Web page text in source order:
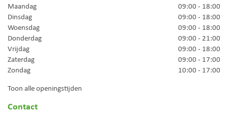
Maandag
09:00 - 18:00
Dinsdag
09:00 - 18:00
Woensdag
09:00 - 18:00
Donderdag
09:00 - 21:00
Vrijdag
09:00 - 18:00
Zaterdag
09:00 - 17:00
Zondag
10:00 - 17:00
Toon alle openingstijden
Contact